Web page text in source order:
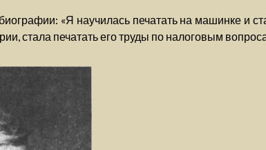
«Я научилась печатать на машинке и
стала печатать его труды по налоговым